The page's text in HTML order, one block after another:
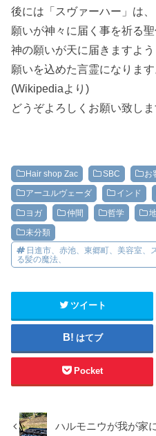
後には「スヴァーハー」は、
願いが神々に届く事を祈る聖
神の願いが天に届きますよう
願いを込めた言霊になります
(Wikipediaより)
どうぞよろしくお願い致し
Hair shop Zac SBC お
アーユルヴェーダ インド
ヨガ 仲間 哲学
未分類
日進市、赤池、東郷町、美容室、
る髪の魔法、
ツイート
はてブ
Pocket
ハルモニウが我が家